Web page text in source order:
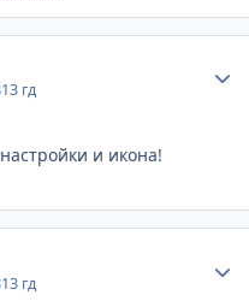
13 гд
и икона!
13 гд